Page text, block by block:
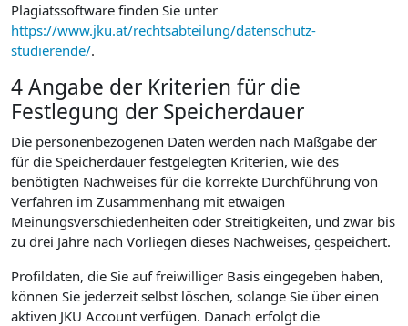
Plagiatssoftware finden Sie unter
https://www.jku.at/rechtsabteilung/datenschutz-
studierende/.
4 Angabe der Kriterien für die
Festlegung der Speicherdauer
Die personenbezogenen Daten werden nach Maßgabe der
für die Speicherdauer festgelegten Kriterien, wie des
benötigten Nachweises für die korrekte Durchführung von
Verfahren im Zusammenhang mit etwaigen
Meinungsverschiedenheiten oder Streitigkeiten, und zwar bis
zu drei Jahre nach Vorliegen dieses Nachweises, gespeichert.
Profildaten, die Sie auf freiwilliger Basis eingegeben haben,
können Sie jederzeit selbst löschen, solange Sie über einen
aktiven JKU Account verfügen. Danach erfolgt die